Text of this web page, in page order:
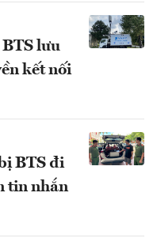
BTS lưu
kết nối
BTS đi
tin nhắn